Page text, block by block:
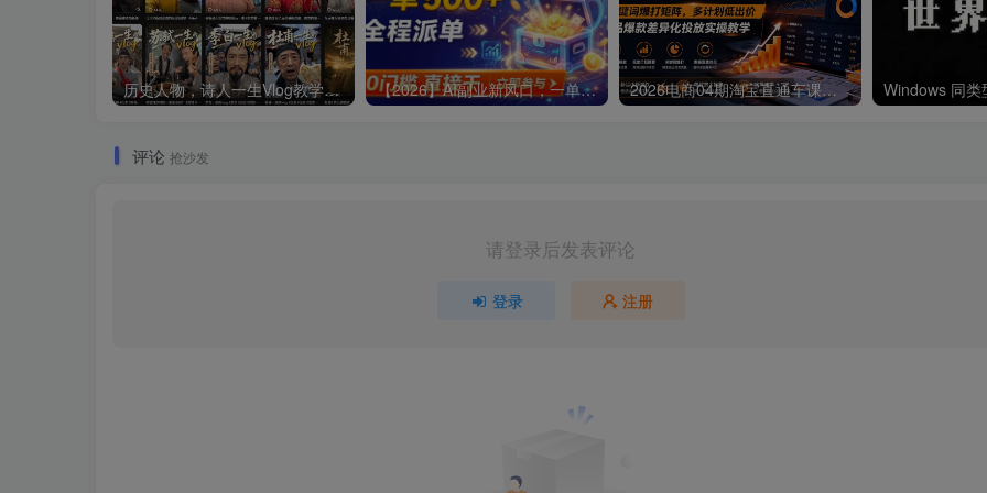
历史人物，诗人一生Vlog教学， AI制作丨伙伴计划丨精选收益丨商单收徒 ，新领域红利期，抓紧做 【2026】AI副业新风口，一单500+，全程派单，0门槛直接干 2026电商04期淘宝直通车课｜关键词爆打矩阵，多计划低出价，新品爆款差异化投放实操教学
评论 抢沙发
请登录后发表评论
登录 注册